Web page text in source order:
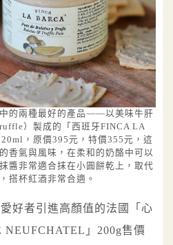
的兩種最好的產品——以美味牛肝
）製成的「西班牙FINCA LA
，原價395元，特價355元，這
香氣與風味，在柔和的奶酪中可以
醬非常適合抹在小圓餅乾上，取代
搭杯紅酒非常合適。
好者引進高顏值的法國「心
NEUFCHATEL」200g售價